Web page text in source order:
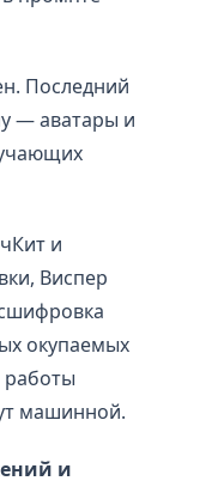
Последний
— аватары и
и
Виспер
окупаемых
работы
машинной.
и